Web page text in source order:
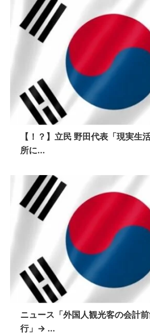
【！？】立民 野田代表「現実生
所に...
ニュース「外国人観光客の会計
行」→ ...